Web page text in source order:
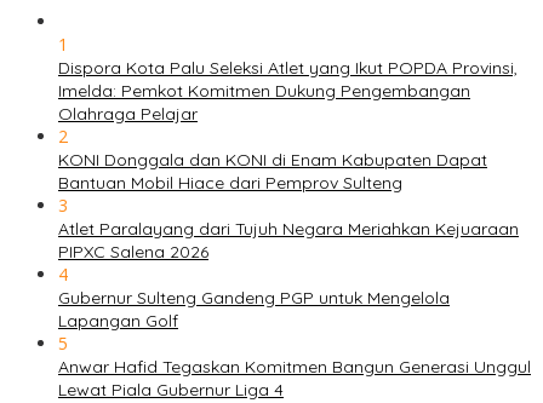
1
Dispora Kota Palu Seleksi Atlet yang Ikut POPDA Provinsi,
Imelda: Pemkot Komitmen Dukung Pengembangan
Olahraga Pelajar
2
KONI Donggala dan KONI di Enam Kabupaten Dapat
Bantuan Mobil Hiace dari Pemprov Sulteng
3
Atlet Paralayang dari Tujuh Negara Meriahkan Kejuaraan
PIPXC Salena 2026
4
Gubernur Sulteng Gandeng PGP untuk Mengelola
Lapangan Golf
5
Anwar Hafid Tegaskan Komitmen Bangun Generasi Unggul
Lewat Piala Gubernur Liga 4